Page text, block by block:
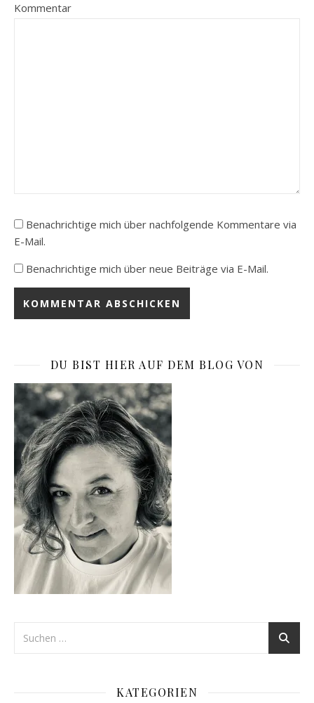
Kommentar
Benachrichtige mich über nachfolgende Kommentare via
E-Mail.
Benachrichtige mich über neue Beiträge via E-Mail.
DU BIST HIER AUF DEM BLOG VON
KATEGORIEN